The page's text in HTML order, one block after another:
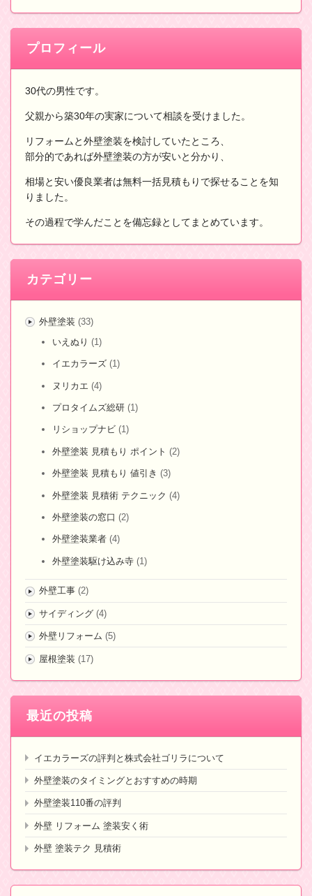
プロフィール
30代の男性です。
父親から築30年の実家について相談を受けました。
リフォームと外壁塗装を検討していたところ、
部分的であれば外壁塗装の方が安いと分かり、
相場と安い優良業者は無料一括見積もりで探せることを知
りました。
その過程で学んだことを備忘録としてまとめています。
カテゴリー
外壁塗装 (33)
いえぬり (1)
イエカラーズ (1)
ヌリカエ (4)
プロタイムズ総研 (1)
リショップナビ (1)
外壁塗装 見積もり ポイント (2)
外壁塗装 見積もり 値引き (3)
外壁塗装 見積術 テクニック (4)
外壁塗装の窓口 (2)
外壁塗装業者 (4)
外壁塗装駆け込み寺 (1)
外壁工事(2)
サイディング(4)
外壁リフォーム (5)
屋根塗装 (17)
最近の投稿
イエカラーズの評判と株式会社ゴリラについて
外壁塗装のタイミングとおすすめの時期
外壁塗装110番の評判
外壁 リフォーム 塗装安く術
外壁 塗装テク 見積術